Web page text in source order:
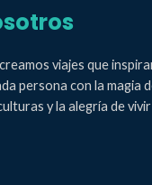
viajes que
persona con la magia
y la alegría de